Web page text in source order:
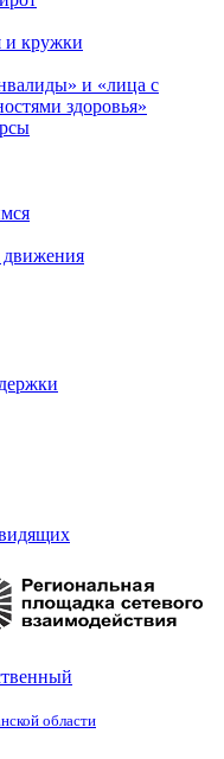
и кружки
и «лица с
здоровья»
движения
области